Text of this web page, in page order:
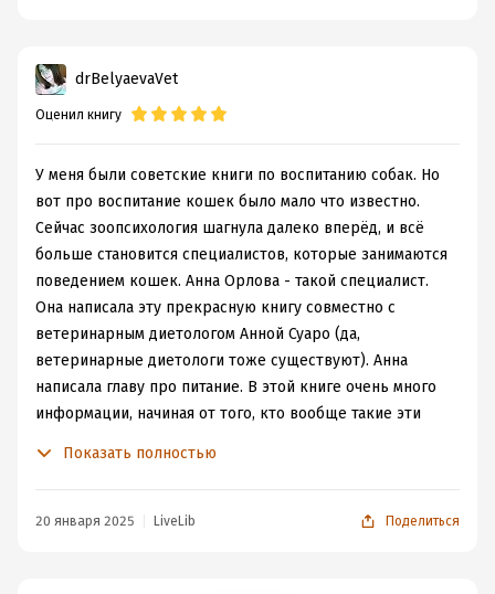
ВЫВОД:
Общая оценка
drBelyaevaVet
Оценил книгу
У меня были советские книги по воспитанию собак. Но
вот про воспитание кошек было мало что известно.
Сейчас зоопсихология шагнула далеко вперёд, и всё
больше становится специалистов, которые занимаются
поведением кошек. Анна Орлова - такой специалист.
Она написала эту прекрасную книгу совместно с
ветеринарным диетологом Анной Суаро (да,
ветеринарные диетологи тоже существуют). Анна
написала главу про питание. В этой книге очень много
информации, начиная от того, кто вообще такие эти
рекомендую читать её в печатном виде, так как она
Показать полностью
20 января 2025 LiveLib Поделиться